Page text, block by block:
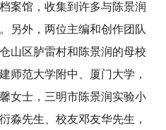
案馆，收集到许多与陈景润
另外，两位主编和创作团队
山区胪雷村和陈景润的母校
师范大学附中、厦门大学，
女士，三明市陈景润实验小
淼先生、校友邓友华先生，